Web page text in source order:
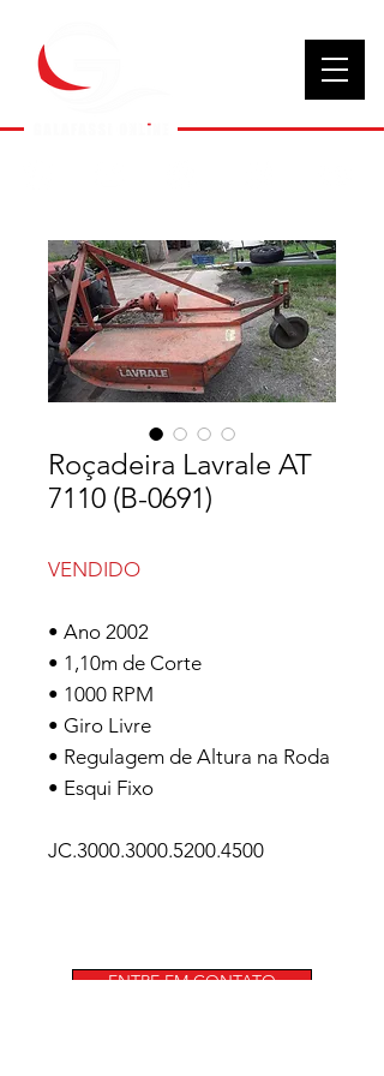
Roçadeira Lavrale AT
7110 (B-0691)
VENDIDO
• Ano 2002
• 1,10m de Corte
• 1000 RPM
• Giro Livre
• Regulagem de Altura na Roda
• Esqui Fixo
JC.3000.3000.5200.4500
ENTRE EM CONTATO